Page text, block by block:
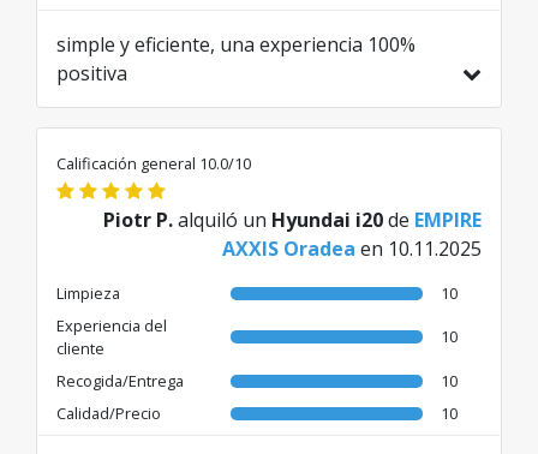
simple y eficiente, una experiencia 100%
positiva
Calificación general 10.0/10
Piotr P.alquiló un Hyundai i20de EMPIRE
AXXIS Oradea en 10.11.2025
Limpieza
10
Experiencia del
cliente
10
Recogida/Entrega
10
Calidad/Precio
10